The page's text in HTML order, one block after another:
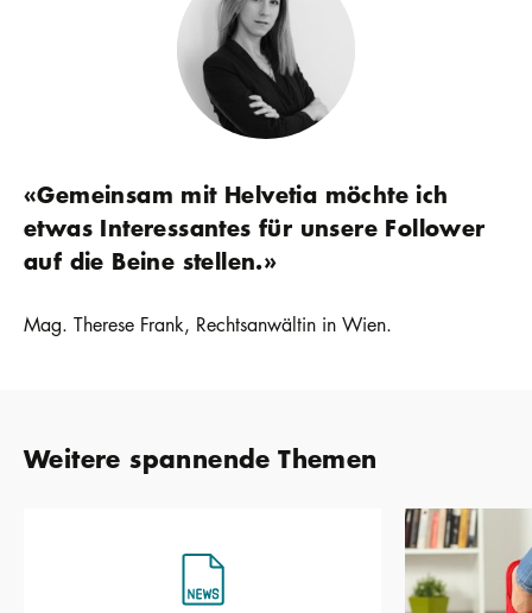
«Gemeinsam mit Helvetia möchte ich
etwas Interessantes für unsere Follower
auf die Beine stellen.»
Mag. Therese Frank, Rechtsanwältin in Wien.
Weitere spannende Themen